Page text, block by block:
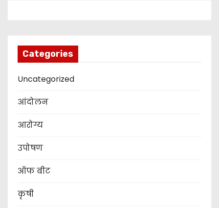
Categories
Uncategorized
आंदोलन
आरोग्य
उपोषण
ऑफ बीट
कृषी